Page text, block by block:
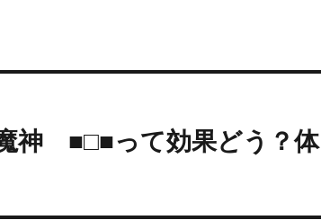
■□■って効果どう？体